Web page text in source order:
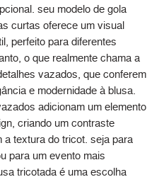
seu modelo de gola
curtas oferece um visual
perfeito para diferentes
o que realmente chama a
vazados, que conferem
e modernidade à blusa.
adicionam um elemento
criando um contraste
a textura do tricot. seja para
para um evento mais
tricotada é uma escolha